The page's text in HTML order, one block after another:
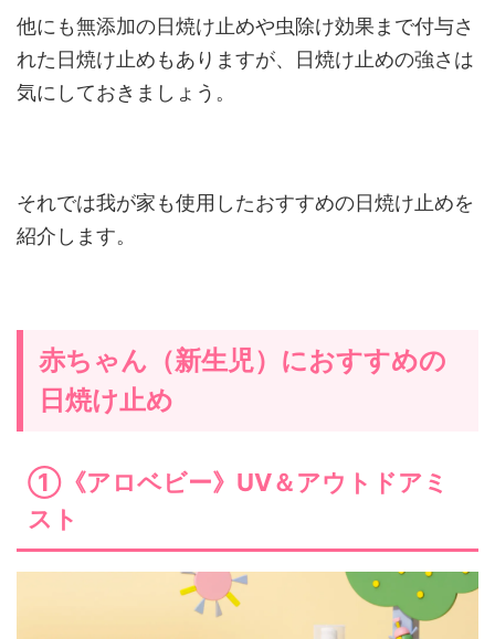
他にも無添加の日焼け止めや虫除け効果まで付与さ
れた日焼け止めもありますが、日焼け止めの強さは
気にしておきましょう。
それでは我が家も使用したおすすめの日焼け止めを
紹介します。
赤ちゃん（新生児）におすすめの
日焼け止め
①《アロベビー》UV＆アウトドアミ
スト